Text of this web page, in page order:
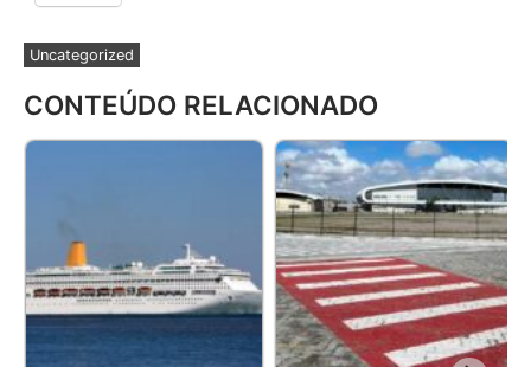
Uncategorized
CONTEÚDO RELACIONADO